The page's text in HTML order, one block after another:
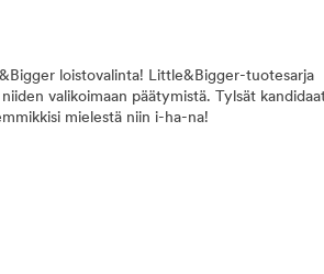
loistovalinta! Little&Bigger-tuotesarja
valikoimaan päätymistä. Tylsät
mielestä niin i-ha-na!